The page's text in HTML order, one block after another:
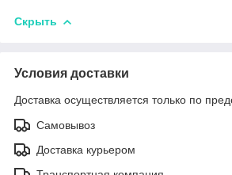
Скрыть
Условия доставки
Доставка осуществляется только по
Самовывоз
Доставка курьером